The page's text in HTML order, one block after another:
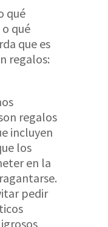
qué
qué
que es
regalos:
regalos
incluyen
los
en la
pedir